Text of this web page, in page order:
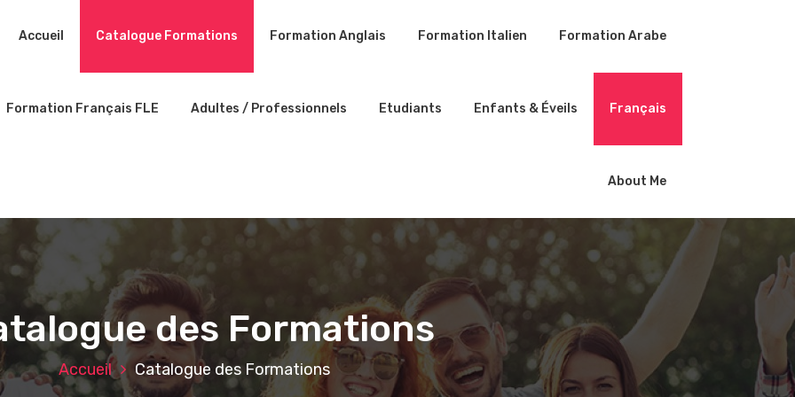
Accueil Catalogue Formations Formation Anglais Formation Italien Formation Arabe
Formation Français FLE Adultes / Professionnels Etudiants Enfants & Éveils Français
About Me
des Formations
Accueil Catalogue des Formations